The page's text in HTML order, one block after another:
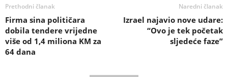
Prethodni članak
Firma sina političara
dobila tendere vrijedne
više od 1,4 miliona KM za
64 dana
Naredni članak
Izrael najavio nove udare:
“Ovo je tek početak
sljedeće faze”